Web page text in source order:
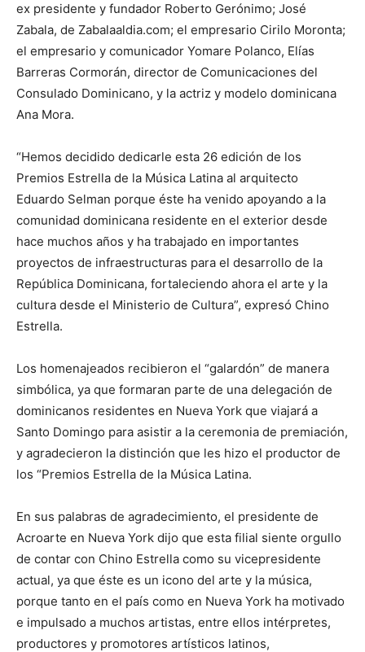
ex presidente y fundador Roberto Gerónimo; José
Zabala, de Zabalaaldia.com; el empresario Cirilo Moronta;
el empresario y comunicador Yomare Polanco, Elías
Barreras Cormorán, director de Comunicaciones del
Consulado Dominicano, y la actriz y modelo dominicana
Ana Mora.
“Hemos decidido dedicarle esta 26 edición de los
Premios Estrella de la Música Latina al arquitecto
Eduardo Selman porque éste ha venido apoyando a la
comunidad dominicana residente en el exterior desde
hace muchos años y ha trabajado en importantes
proyectos de infraestructuras para el desarrollo de la
República Dominicana, fortaleciendo ahora el arte y la
cultura desde el Ministerio de Cultura”, expresó Chino
Estrella.
Los homenajeados recibieron el “galardón” de manera
simbólica, ya que formaran parte de una delegación de
dominicanos residentes en Nueva York que viajará a
Santo Domingo para asistir a la ceremonia de premiación,
y agradecieron la distinción que les hizo el productor de
los “Premios Estrella de la Música Latina.
En sus palabras de agradecimiento, el presidente de
Acroarte en Nueva York dijo que esta filial siente orgullo
de contar con Chino Estrella como su vicepresidente
actual, ya que éste es un icono del arte y la música,
porque tanto en el país como en Nueva York ha motivado
e impulsado a muchos artistas, entre ellos intérpretes,
productores y promotores artísticos latinos,